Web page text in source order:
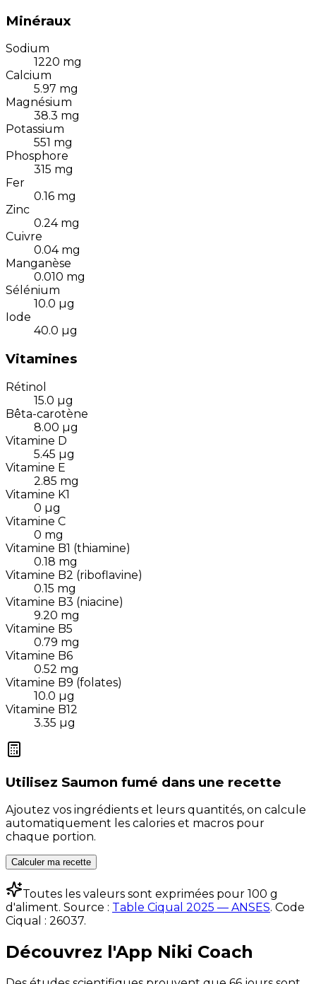
Minéraux
Sodium
1220 mg
Calcium
5.97 mg
Magnésium
38.3 mg
Potassium
551 mg
Phosphore
315 mg
Fer
0.16 mg
Zinc
0.24 mg
Cuivre
0.04 mg
Manganèse
0.010 mg
Sélénium
10.0 µg
Iode
40.0 µg
Vitamines
Rétinol
15.0 µg
Bêta-carotène
8.00 µg
Vitamine D
5.45 µg
Vitamine E
2.85 mg
Vitamine K1
0 µg
Vitamine C
0 mg
Vitamine B1 (thiamine)
0.18 mg
Vitamine B2 (riboflavine)
0.15 mg
Vitamine B3 (niacine)
9.20 mg
Vitamine B5
0.79 mg
Vitamine B6
0.52 mg
Vitamine B9 (folates)
10.0 µg
Vitamine B12
3.35 µg
Utilisez Saumon fumé dans une recette
Ajoutez vos ingrédients et leurs quantités, on calcule
automatiquement les calories et macros pour
chaque portion.
Calculer ma recette
Toutes les valeurs sont exprimées pour 100 g
d'aliment. Source : Table Ciqual 2025 — ANSES. Code
Ciqual : 26037.
Découvrez l'App Niki Coach